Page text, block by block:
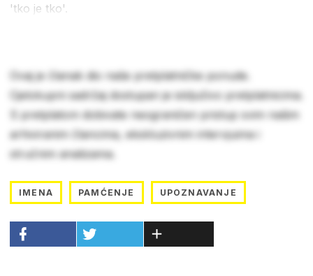
'tko je tko'.
Ovaj je članak dio naše pretplatničke ponude.
Cjelokupni sadržaj dostupan je isključivo pretplatnicima.
S pretplatom dobivate neograničen pristup svim našim
arhiviranim člancima, ekskluzivnim intervjuima i
stručnim analizama.
IMENA PAMĆENJE UPOZNAVANJE